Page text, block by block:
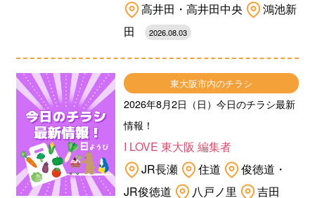
高井田・高井田中央
鴻池新
田
2026.08.03
東大阪市内のチラシ
2026年8月2日（日）今日のチラシ最新
情報！
I LOVE 東大阪 編集者
JR長瀬
住道
俊徳道・
JR俊徳道
八戸ノ里 吉田